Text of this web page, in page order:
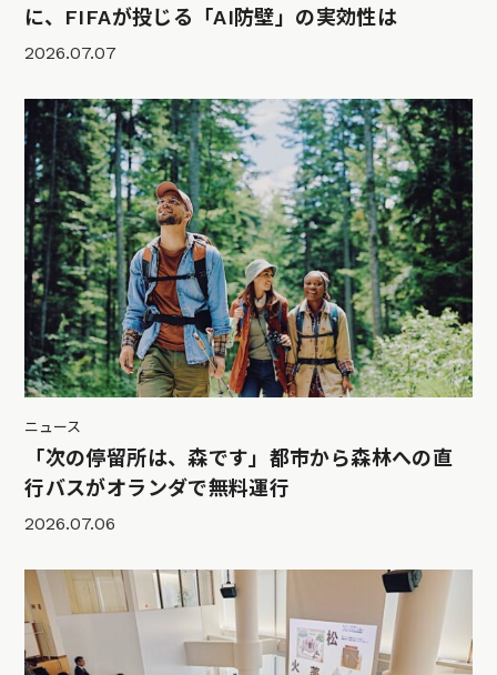
に、FIFAが投じる「AI防壁」の実効性は
2026.07.07
ニュース
「次の停留所は、森です」都市から森林への直
行バスがオランダで無料運行
2026.07.06